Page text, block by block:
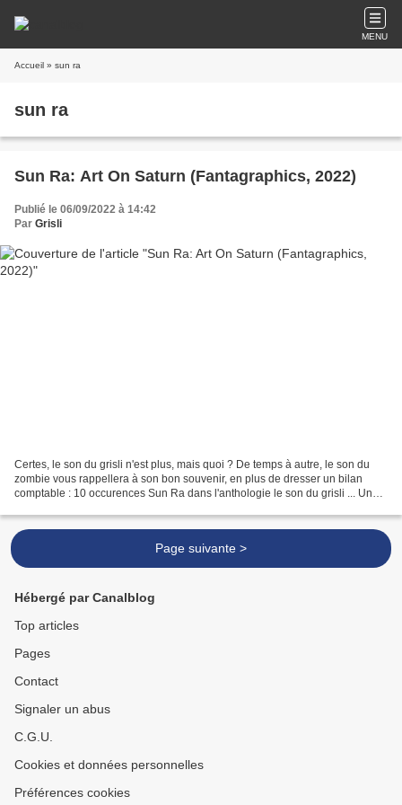
MENU
Accueil » sun ra
sun ra
Sun Ra: Art On Saturn (Fantagraphics, 2022)
Publié le 06/09/2022 à 14:42
Par Grisli
Certes, le son du grisli n'est plus, mais quoi ? De temps à autre, le son du
zombie vous rappellera à son bon souvenir, en plus de dresser un bilan
comptable : 10 occurences Sun Ra dans l'anthologie le son du grisli ... Un
Page suivante >
Hébergé par Canalblog
Top articles
Pages
Contact
Signaler un abus
C.G.U.
Cookies et données personnelles
Préférences cookies